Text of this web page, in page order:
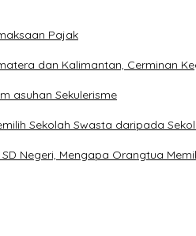
Pajak
dan Kalimantan, Cerminan
asuhan Sekulerisme
Sekolah Swasta daripada
Negeri, Mengapa Orangtua